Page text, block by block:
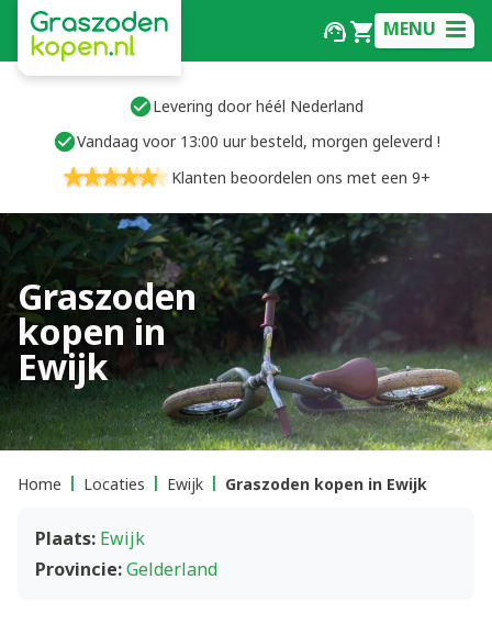
MENU
Levering door héél Nederland
Vandaag voor 13:00 uur besteld, morgen geleverd !
Klanten beoordelen ons met een 9+
Graszoden
kopen in
Ewijk
Home Locaties Ewijk Graszoden kopen in Ewijk
Plaats: Ewijk
Provincie:Gelderland